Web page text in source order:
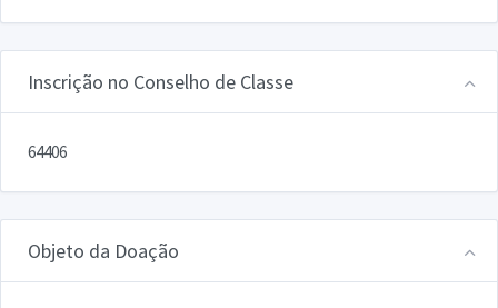
Inscrição no Conselho de Classe
64406
Objeto da Doação